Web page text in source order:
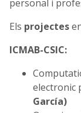
personal i
Els projectes
ICMAB-CSIC:
electronic
García)